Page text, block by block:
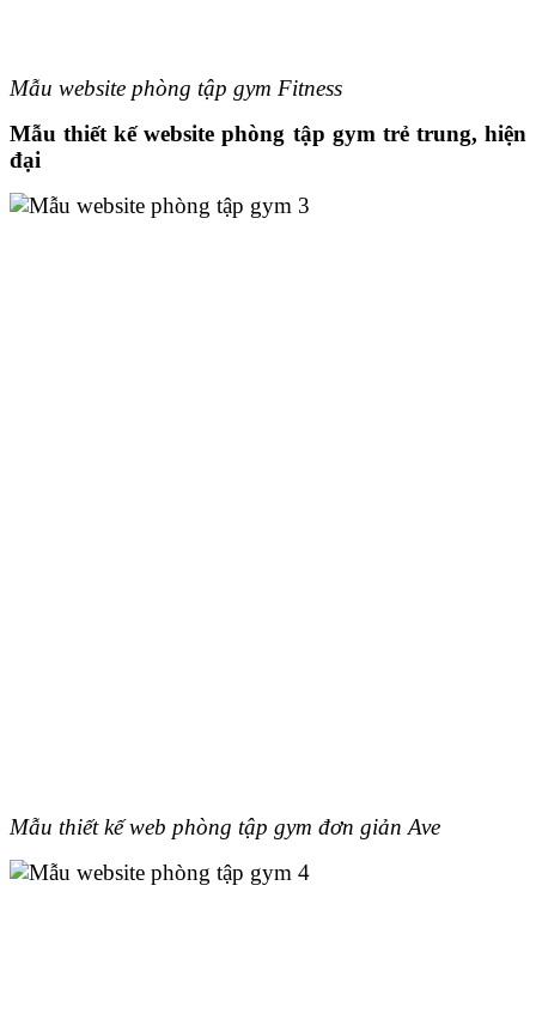
Mẫu website phòng tập gym Fitness
Mẫu thiết kế website phòng tập gym trẻ trung, hiện
đại
Mẫu thiết kế web phòng tập gym đơn giản Ave